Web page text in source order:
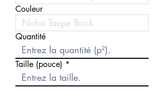
Couleur
Quantité
Taille (pouce)